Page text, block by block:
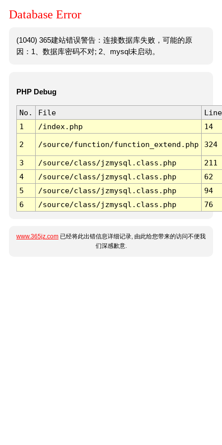
Database Error
(1040) 365建站错误警告：连接数据库失败，可能的原
因：1、数据库密码不对; 2、mysql未启动。
PHP Debug
No. File
Line
1
/index.php 14
2 /source/function/function_extend.php 324
3 /source/class/jzmysql.class.php
211
4
/source/class/jzmysql.class.php
62
5
/source/class/jzmysql.class.php
94
6
/source/class/jzmysql.class.php 76
www.365jz.com 已经将此出错信息详细记录, 由此给您带来的访问不便我
们深感歉意.